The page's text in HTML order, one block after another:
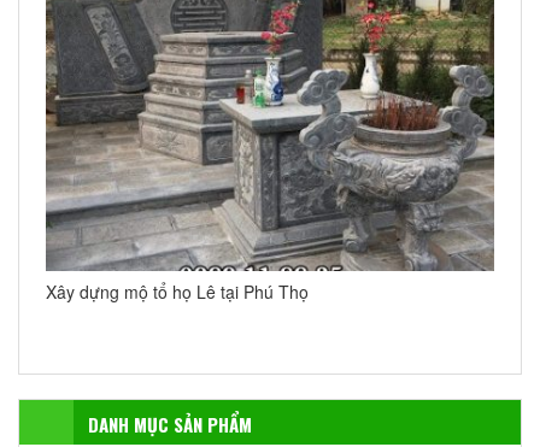
Xây dựng mộ tổ họ Lê tại Phú Thọ
DANH MỤC SẢN PHẨM